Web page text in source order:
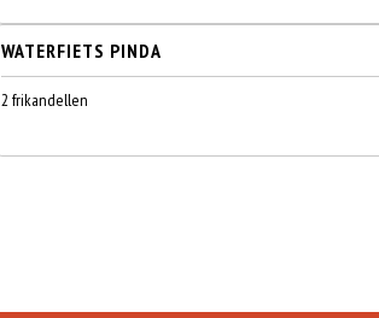
WATERFIETS PINDA
2 frikandellen